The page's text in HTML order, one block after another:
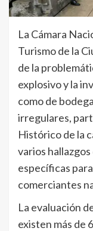
La Cámara
Turismo de la
de la
explosivo y la
como de
irregulares,
Histórico de la
varios
específicas
comerciantes
La evaluación
existen más de